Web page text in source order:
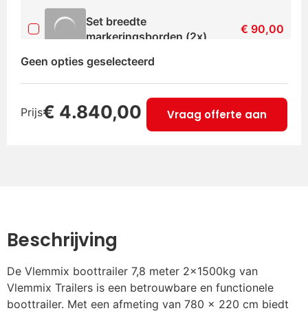
Set breedte
markeringsborden (2x)
€ 90,00
kielrollen
€90,75
Geen opties geselecteerd
Prijs€ 4.840,00 Vraag offerte aan
Beschrijving
De Vlemmix boottrailer 7,8 meter 2x1500kg van
Vlemmix Trailers is een betrouwbare en functionele
boottrailer. Met een afmeting van 780 x 220 cm biedt